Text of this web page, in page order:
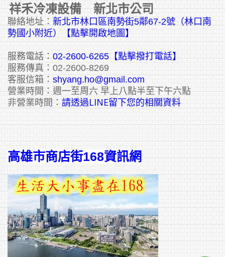
祥禾冷凍設備 新北市公司
聯絡地址： 新北市林口區南勢街5鄰67-2號（林口南
勢國小附近）【點擊開啟地圖】
服務電話： 02-2600-6265 【點擊撥打電話】
服務傳真：02-2600-8269
客服信箱： shyang.ho@gmail.com
營業時間：週一至周六 早上八點半至下午六點
非營業時間： 請透過LINE留下您的相關資料
高雄市商店街168資訊網